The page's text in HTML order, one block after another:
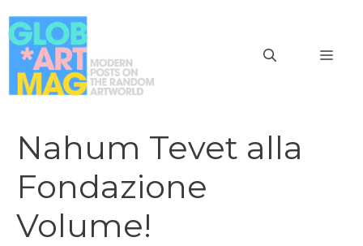
al
contenuto
Nahum Tevet alla
Fondazione
Volume!